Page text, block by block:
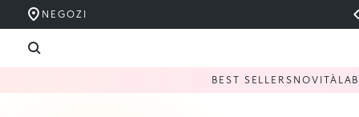
NEGOZI
BEST SELLERS NOVITÀ